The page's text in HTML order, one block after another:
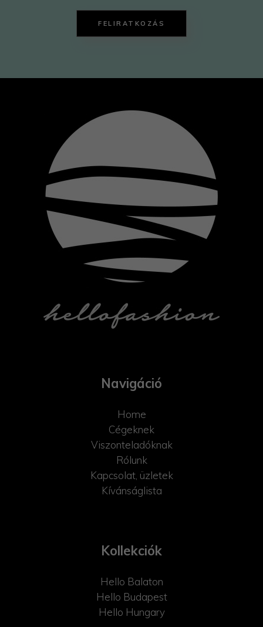
FELIRATKOZÁS
Navigáció
Home
Cégeknek
Viszonteladóknak
Rólunk
Kapcsolat, üzletek
Kívánságlista
Kollekciók
Hello Balaton
Hello Budapest
Hello Hungary